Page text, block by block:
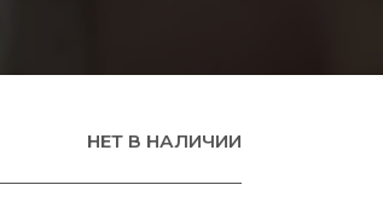
НЕТ В НАЛИЧИИ